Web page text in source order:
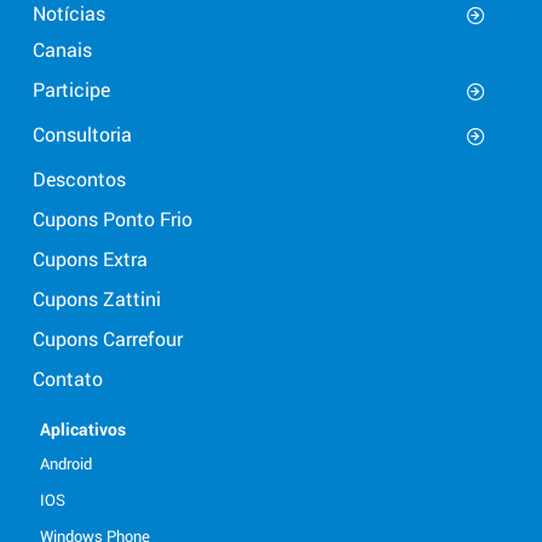
Notícias
Canais
Participe
Consultoria
Descontos
Cupons Ponto Frio
Cupons Extra
Cupons Zattini
Cupons Carrefour
Contato
Aplicativos
Android
IOS
Windows Phone